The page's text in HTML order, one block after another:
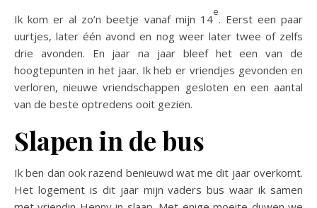
Ik kom er al zo’n beetje vanaf mijn 14
e
. Eerst een paar
uurtjes, later één avond en nog weer later twee of zelfs
drie avonden. En jaar na jaar bleef het een van de
hoogtepunten in het jaar. Ik heb er vriendjes gevonden en
verloren, nieuwe vriendschappen gesloten en een aantal
van de beste optredens ooit gezien.
Slapen in de bus
Ik ben dan ook razend benieuwd wat me dit jaar overkomt.
Het logement is dit jaar mijn vaders bus waar ik samen